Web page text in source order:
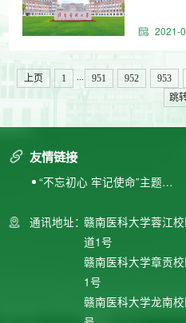
2021-
上页 1 ... 951 952 953
跳
友情链接
“不忘初心 牢记使命”主题教
通讯地址：赣南医科大学蓉江
道1号
赣南医科大学章贡
1号
赣南医科大学龙南